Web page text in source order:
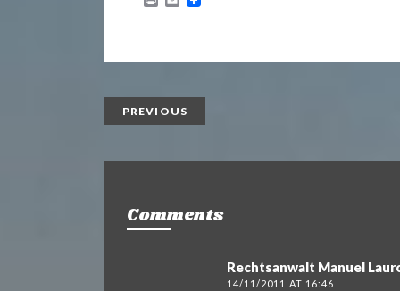
PREVIOUS
Comments
Rechtsanwalt Manuel
14/11/2011 AT 16:46